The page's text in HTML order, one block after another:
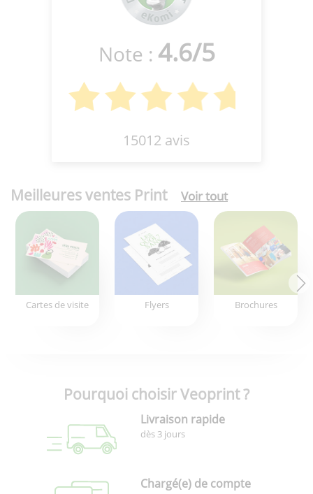
Note : 4.6/5
15012 avis
Meilleures ventes Print Voir tout
Cartes de visite Flyers Brochures
Pourquoi choisir Veoprint ?
Livraison rapide
dès 3 jours
Chargé(e) de compte